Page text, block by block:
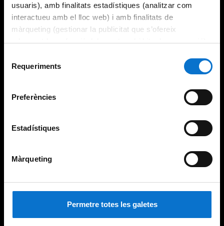
usuaris), amb finalitats estadístiques (analitzar com
interactueu amb el lloc web) i amb finalitats de
màrqueting (gestionar la publicitat que s’ofereix
adequant-la en funció dels vostres hàbits de navegació).
consultar laPolítica de galetes del lloc web de la
Requeriments
Preferències
Estadístiques
Màrqueting
Permetre totes les galetes